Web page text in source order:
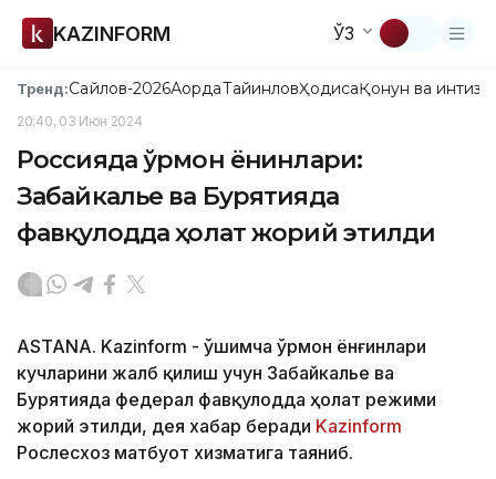
KAZINFORM ЎЗ
Тренд:Сайлов-2026АқордаТайинловҲодисаҚонун ва
20:40, 03 Июн 2024
Россияда ўрмон ёнғинлари:
Забайкалье ва Бурятияда
фавқулодда ҳолат жорий этилди
ASTANA. Kazinform - Қўшимча ўрмон ёнғинлари
кучларини жалб қилиш учун Забайкалье ва
Бурятияда федерал фавқулодда ҳолат режими
жорий этилди, дея хабар беради Kazinform
Рослесхоз матбуот хизматига таяниб.